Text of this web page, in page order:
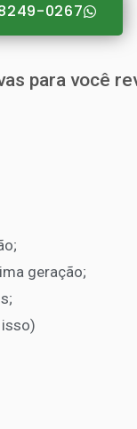
0267
para você
geração;